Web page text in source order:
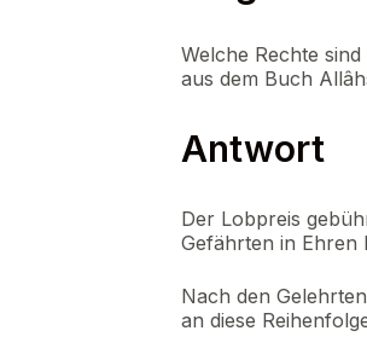
Welche Rechte
aus dem Buch
Antwort
Der Lobpreis
Gefährten in Ehren
Nach den
an diese